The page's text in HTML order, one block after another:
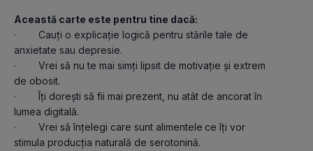
Această carte este pentru tine dacă:
·        Cauți o explicație logică pentru stările tale de
anxietate sau depresie.
·        Vrei să nu te mai simți lipsit de motivație și extrem
de obosit.
·        Îți dorești să fii mai prezent, nu atât de ancorat în
lumea digitală.
·        Vrei să înțelegi care sunt alimentele ce îți vor
stimula producția naturală de serotonină.